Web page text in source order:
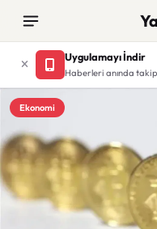
Uygulamayı İndir
Haberleri anında
Ekonomi